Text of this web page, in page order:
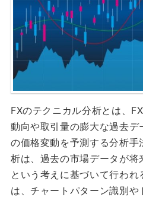
FXのテクニカル分析とは、
動向や取引量の膨大な過去
の価格変動を予測する分析
析は、過去の市場データが将
という考えに基づいて行わ
は、チャートパターン識別や